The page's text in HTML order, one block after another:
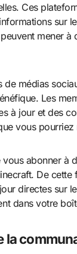
Ces
sur
mener à
de médias
Les
à jour et des
vous pourriez
abonner à
De cette
directes sur
dans votre
la